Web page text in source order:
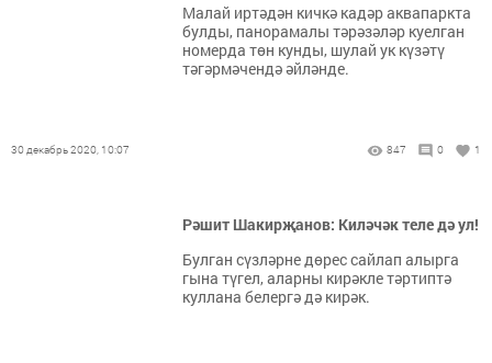
Малай иртәдән кичкә кадәр аквапаркта
булды, панорамалы тәрәзәләр куелган
номерда төн кунды, шулай ук күзәтү
тәгәрмәчендә әйләнде.
30 декабрь 2020, 10:07 847 0 1
Рәшит Шакирҗанов: Киләчәк теле дә ул!
Булган сүзләрне дөрес сайлап алырга
гына түгел, аларны кирәкле тәртиптә
куллана белергә дә кирәк.